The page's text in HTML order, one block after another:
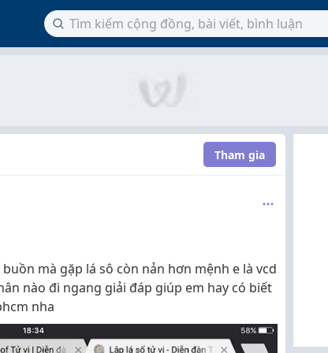
Tham gia
mà gặp lá sô còn nản hơn mệnh e là vcd
nào đi ngang giải đáp giúp em hay có biết
nha